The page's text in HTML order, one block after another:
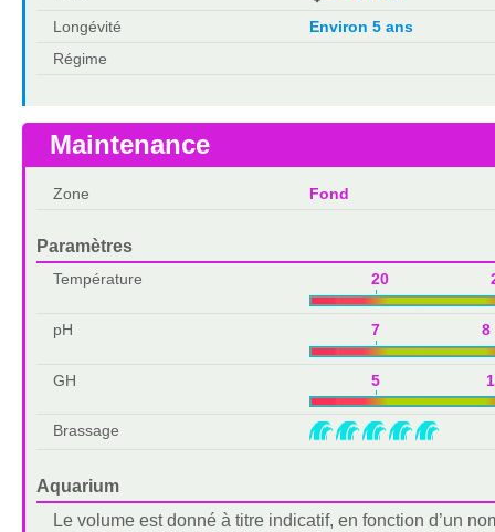
Longévité
Environ 5 ans
Régime
Maintenance
Zone Fond
Paramètres
Température 20
pH 7 8
GH 5
Brassage
Aquarium
Le volume est donné à titre indicatif, en fonction d’un